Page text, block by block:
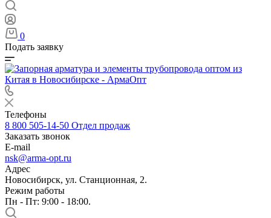
0
Подать заявку
Телефоны
8 800 505-14-50 Отдел продаж
Заказать звонок
E-mail
nsk@arma-opt.ru
Адрес
Новосибирск, ул. Станционная, 2.
Режим работы
Пн - Пт: 9:00 - 18:00.